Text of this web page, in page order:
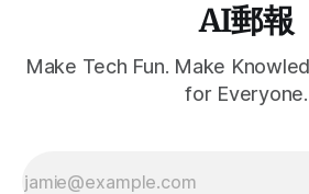
AI郵報
Make Tech Fun. Make
for Everyone.